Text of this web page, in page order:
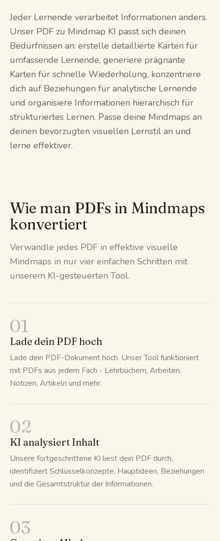
Jeder Lernende verarbeitet Informationen anders.
Unser PDF zu Mindmap KI passt sich deinen
Bedürfnissen an: erstelle detaillierte Karten für
umfassende Lernende, generiere prägnante
Karten für schnelle Wiederholung, konzentriere
dich auf Beziehungen für analytische Lernende
und organisiere Informationen hierarchisch für
strukturiertes Lernen. Passe deine Mindmaps an
deinen bevorzugten visuellen Lernstil an und
lerne effektiver.
Wie man PDFs in Mindmaps
konvertiert
Verwandle jedes PDF in effektive visuelle
Mindmaps in nur vier einfachen Schritten mit
unserem KI-gesteuerten Tool.
01
Lade dein PDF hoch
Lade dein PDF-Dokument hoch. Unser Tool funktioniert
mit PDFs aus jedem Fach - Lehrbüchern, Arbeiten,
Notizen, Artikeln und mehr.
02
KI analysiert Inhalt
Unsere fortgeschrittene KI liest dein PDF durch,
identifiziert Schlüsselkonzepte, Hauptideen, Beziehungen
und die Gesamtstruktur der Informationen.
03